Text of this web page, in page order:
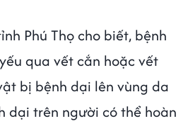
Phú Thọ cho biết, bệnh
qua vết cắn hoặc vết
bị bệnh dại lên vùng da
dại trên người có thể hoàn